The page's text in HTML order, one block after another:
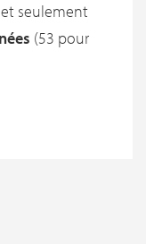
seulement
(53 pour